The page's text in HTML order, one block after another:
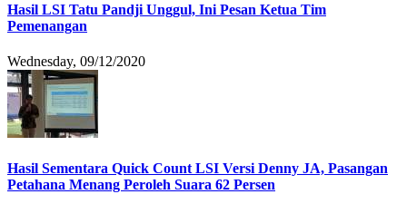
Hasil LSI Tatu Pandji Unggul, Ini Pesan Ketua Tim
Pemenangan
Wednesday, 09/12/2020
Hasil Sementara Quick Count LSI Versi Denny JA, Pasangan
Petahana Menang Peroleh Suara 62 Persen